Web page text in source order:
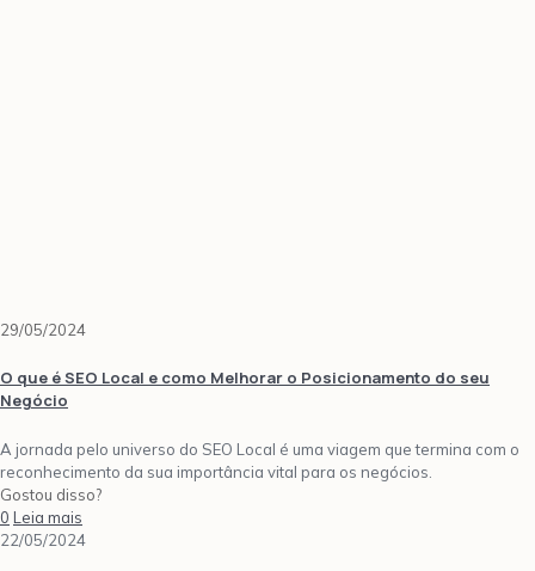
29/05/2024
O que é SEO Local e como Melhorar o Posicionamento do seu
Negócio
A jornada pelo universo do SEO Local é uma viagem que termina com o
reconhecimento da sua importância vital para os negócios.
Gostou disso?
0 Leia mais
22/05/2024